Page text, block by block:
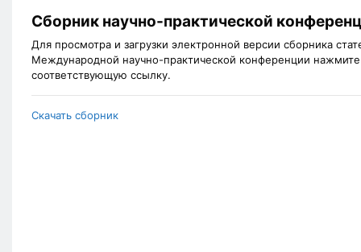
Сборник научно-практической
Для просмотра и загрузки электронной версии сборника
Международной научно-практической конференции
соответствующую ссылку.
Скачать сборник